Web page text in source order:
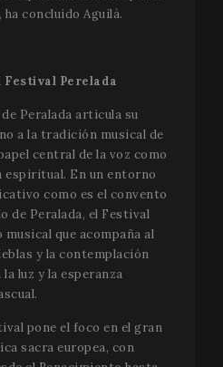
concluido Aguilà.
Festival Perelada
Peralada articula su
a la tradición musical de
central de la voz como
espiritual. En un entorno
como es el convento
de Peralada, el Festival
que acompaña al
y la contemplación
luz y la esperanza
pone el foco en el gran
sacra europea, con